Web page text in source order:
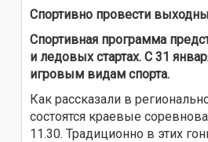
Спортивно провести
Спортивная программа
и ледовых стартах. С 31
игровым видам спорта.
Как рассказали в
состоятся краевые
11.30. Традиционно в этих